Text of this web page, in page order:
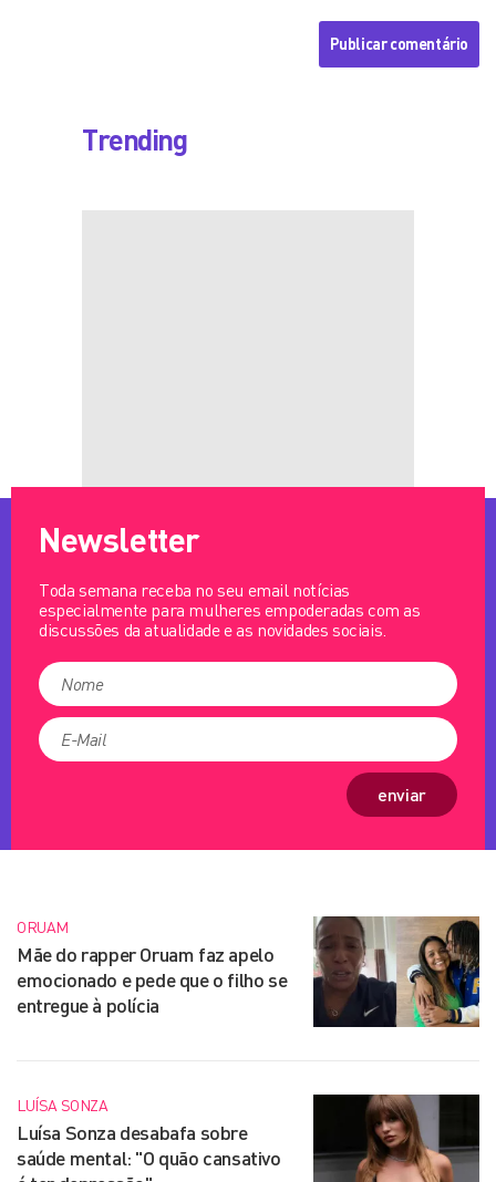
Trending
Newsletter
Toda semana receba no seu email notícias
especialmente para mulheres empoderadas com as
discussões da atualidade e as novidades sociais.
enviar
ORUAM
Mãe do rapper Oruam faz apelo
emocionado e pede que o filho se
entregue à polícia
LUÍSA SONZA
Luísa Sonza desabafa sobre
saúde mental: "O quão cansativo